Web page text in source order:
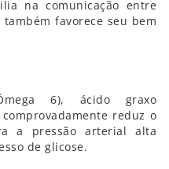
na comunicação entre
favorece seu bem
6), ácido graxo
reduz o
a pressão arterial alta
de glicose.